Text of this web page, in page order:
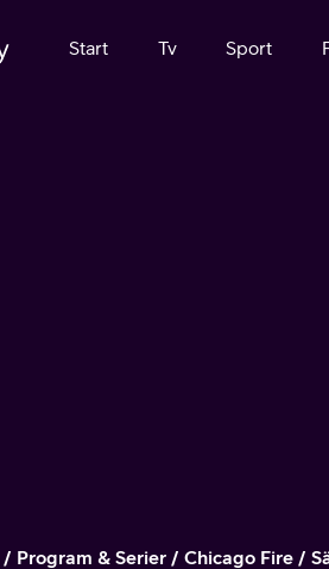
Start Tv Sport
Program & Serier Chicago Fire